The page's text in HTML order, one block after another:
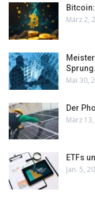
März 2,
Mai 30,
Der
März
ETFs
Jan. 5,